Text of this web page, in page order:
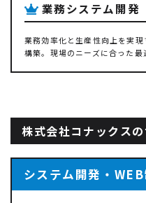
業務システム開発
業務効率化と生産性向上を実
構築。現場のニーズに合った最
株式会社コナックス
システム開発・